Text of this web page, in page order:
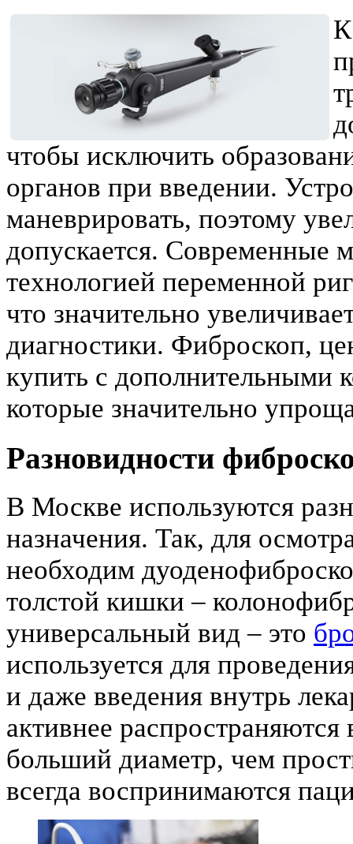
чтобы исключить
органов при введении.
маневрировать, поэтому
допускается. Современные
технологией переменной
что значительно
диагностики. Фиброскоп,
купить с дополнительными
которые значительно
Разновидности
В Москве используются
назначения. Так, для
необходим
толстой кишки –
универсальный вид – это
используется для
и даже введения внутрь
активнее
больший диаметр, чем
всегда воспринимаются